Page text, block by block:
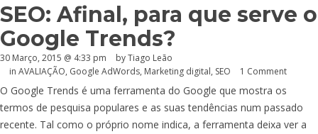
SEO: Afinal, para que serve o
Google Trends?
30 Março, 2015 @ 4:33 pm
by Tiago Leão
in AVALIAÇÃO, Google AdWords, Marketing digital, SEO 1 Comment
O Google Trends é uma ferramenta do Google que mostra os
termos de pesquisa populares e as suas tendências num passado
recente. Tal como o próprio nome indica, a ferramenta deixa ver a